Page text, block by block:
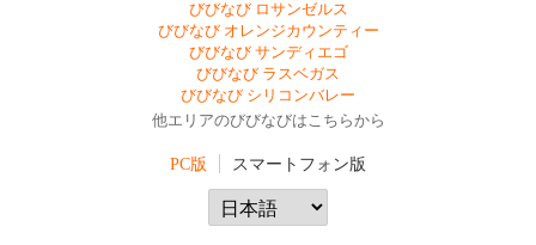
びびなび ロサンゼルス
びびなび オレンジカウンティー
びびなび サンディエゴ
びびなび ラスベガス
びびなび シリコンバレー
他エリアのびびなびはこちらから
PC版 スマートフォン版